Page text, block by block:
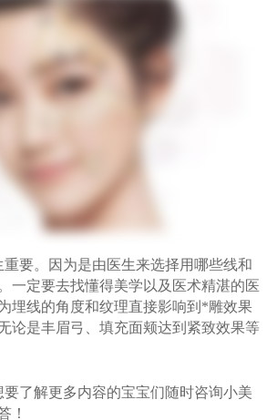
。因为是由医生来选择用哪些线和
一定要去找懂得美学以及医术精湛的医
埋线的角度和纹理直接影响到*雕效果
论是丰眉弓、填充面颊达到紧致效果等
解更多内容的宝宝们随时咨询小美
！